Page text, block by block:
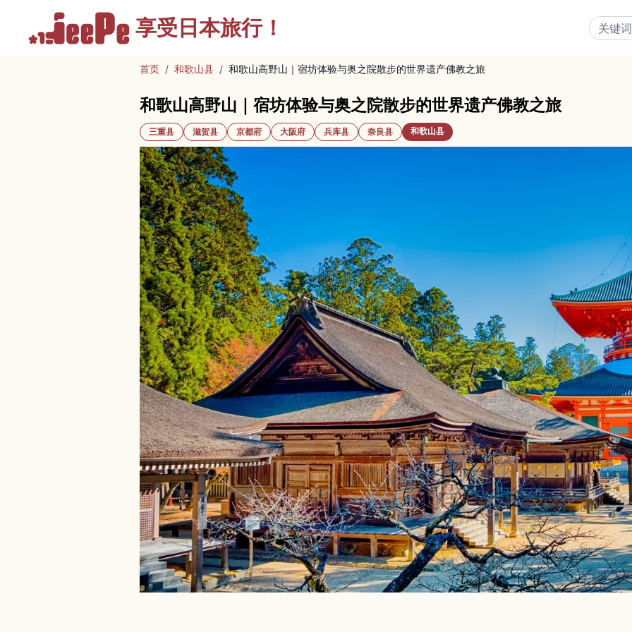
享受 日本旅行！
首页 / 和歌山县 / 和歌山高野山｜宿坊体验与奥之院散步的世界遗产佛教之旅
和歌山高野山｜宿坊体验与奥之院散步的世界遗产佛教之旅
三重县 滋贺县 京都府 大阪府 兵库县 奈良县 和歌山县